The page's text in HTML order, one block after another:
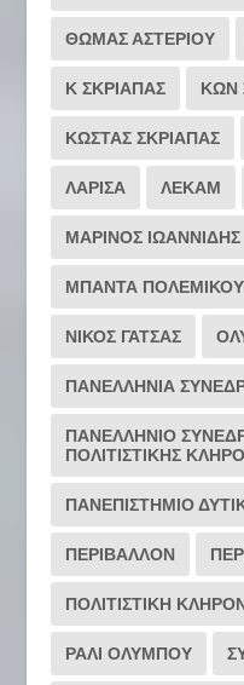
ΘΩΜΑΣ ΑΣΤΕΡΙΟΥ
Κ ΣΚΡΙΑΠΑΣ ΚΩΝ
ΚΩΣΤΑΣ ΣΚΡΙΑΠΑΣ
ΛΑΡΙΣΑ ΛΕΚΑΜ
ΜΑΡΙΝΟΣ ΙΩΑΝΝΙΔΗΣ
ΜΠΑΝΤΑ ΠΟΛΕΜΙΚΟΥ
ΝΙΚΟΣ ΓΑΤΣΑΣ
ΠΑΝΕΛΛΗΝΙΑ
ΠΑΝΕΛΛΗΝΙΟ
ΠΟΛΙΤΙΣΤΙΚΗΣ
ΠΑΝΕΠΙΣΤΗΜΙΟ
ΠΕΡΙΒΑΛΛΟΝ
ΠΟΛΙΤΙΣΤΙΚΗ
ΡΆΛΙ ΟΛΎΜΠΟΥ